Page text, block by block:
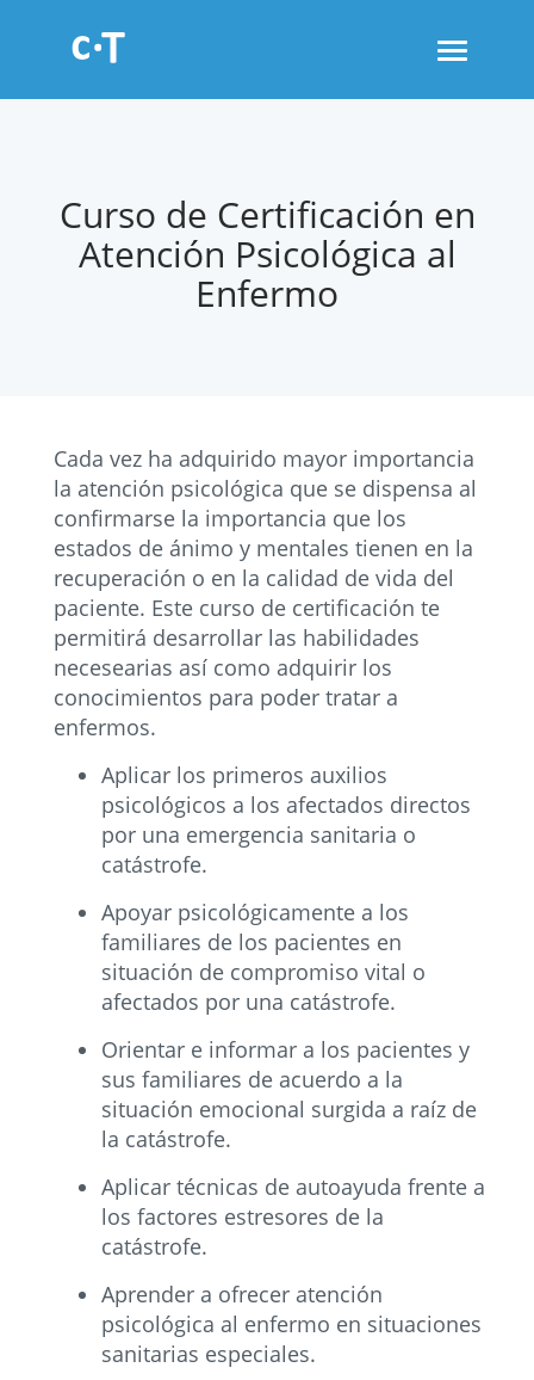
Toggle
Curso de Certificación en
Atención Psicológica al
Enfermo
Cada vez ha adquirido mayor importancia
la atención psicológica que se dispensa al
confirmarse la importancia que los
estados de ánimo y mentales tienen en la
recuperación o en la calidad de vida del
paciente. Este curso de certificación te
permitirá desarrollar las habilidades
necesearias así como adquirir los
conocimientos para poder tratar a
enfermos.
Aplicar los primeros auxilios
psicológicos a los afectados directos
por una emergencia sanitaria o
catástrofe.
Apoyar psicológicamente a los
familiares de los pacientes en
situación de compromiso vital o
afectados por una catástrofe.
Orientar e informar a los pacientes y
sus familiares de acuerdo a la
situación emocional surgida a raíz de
la catástrofe.
Aplicar técnicas de autoayuda frente a
los factores estresores de la
catástrofe.
Aprender a ofrecer atención
psicológica al enfermo en situaciones
sanitarias especiales.